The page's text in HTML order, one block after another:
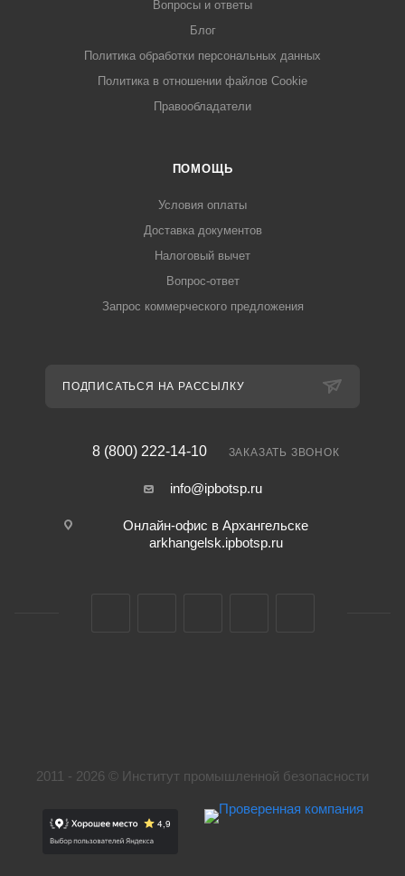
Вопросы и ответы
Блог
Политика обработки персональных данных
Политика в отношении файлов Cookie
Правообладатели
ПОМОЩЬ
Условия оплаты
Доставка документов
Налоговый вычет
Вопрос-ответ
Запрос коммерческого предложения
ПОДПИСАТЬСЯ НА РАССЫЛКУ
8 (800) 222-14-10 ЗАКАЗАТЬ ЗВОНОК
info@ipbotsp.ru
Онлайн-офис в Архангельске
arkhangelsk.ipbotsp.ru
2011 - 2026 © Институт промышленной безопасности